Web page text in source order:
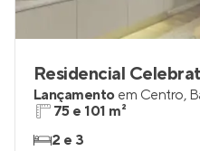
Residencial
Lançamento em Centro,
75 e 101 m²
2 e 3